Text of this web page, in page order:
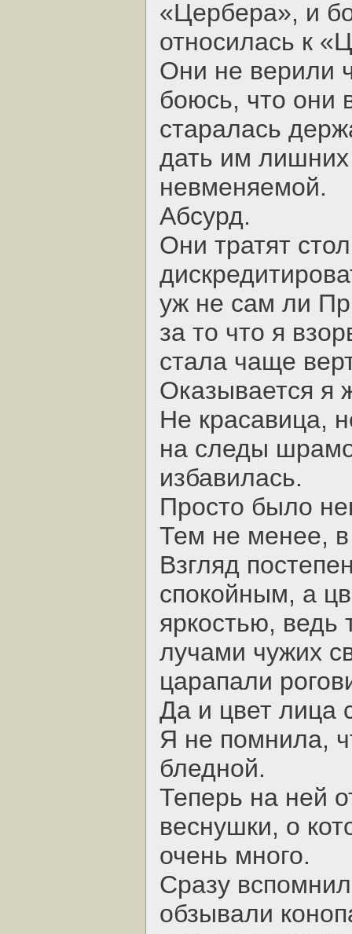
«Цербера», и
относилась к
Они не верили
боюсь, что они
старалась
дать им
невменяемой.
Абсурд.
Они тратят
уж не сам ли
за то что я
стала чаще
Оказывается я
Не красавица,
на следы
избавилась.
Просто было
Тем не менее,
Взгляд
спокойным, а
яркостью, ведь
лучами чужих
царапали
Да и цвет лица
Я не помнила,
бледной.
Теперь на ней
веснушки, о
очень много.
Сразу
обзывали